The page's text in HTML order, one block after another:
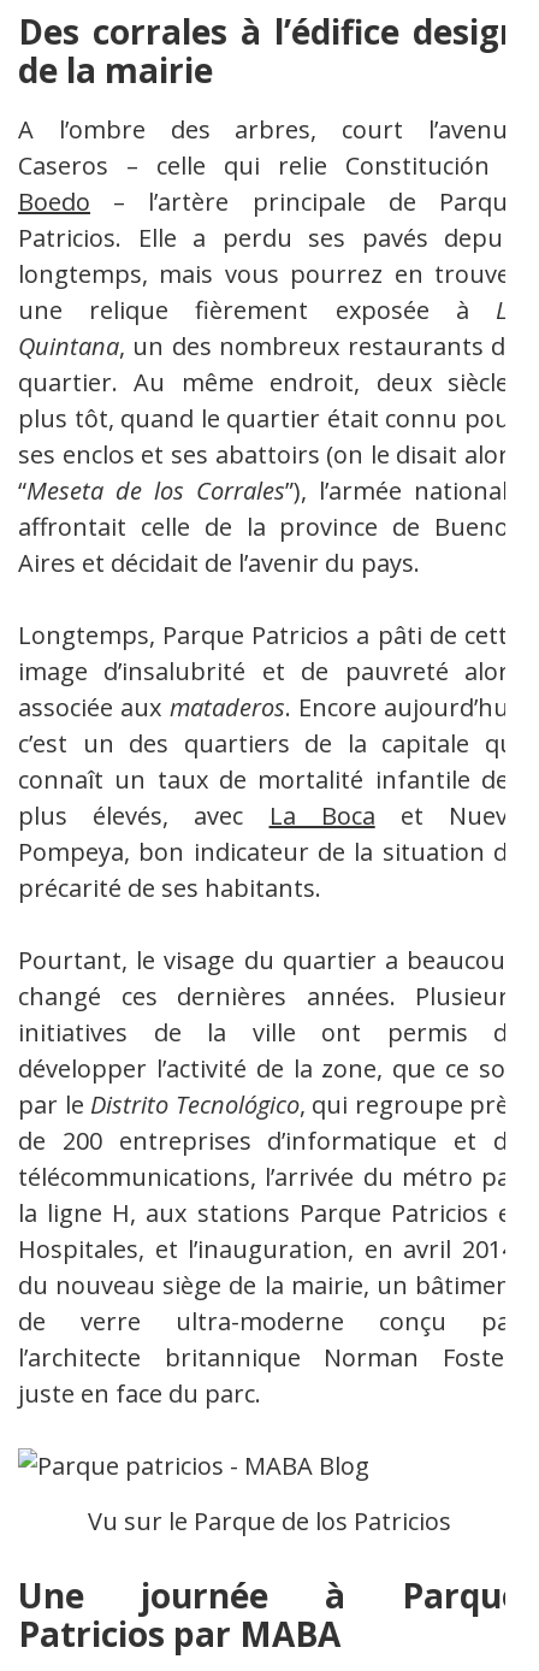
Des corrales à l’édifice design
de la mairie
A l’ombre des arbres, court l’avenue
Caseros – celle qui relie Constitución à
Boedo – l’artère principale de Parque
Patricios. Elle a perdu ses pavés depuis
longtemps, mais vous pourrez en trouver
une relique fièrement exposée à La
Quintana, un des nombreux restaurants du
quartier. Au même endroit, deux siècles
plus tôt, quand le quartier était connu pour
ses enclos et ses abattoirs (on le disait alors
“Meseta de los Corrales”), l’armée nationale
affrontait celle de la province de Buenos
Aires et décidait de l’avenir du pays.
Longtemps, Parque Patricios a pâti de cette
image d’insalubrité et de pauvreté alors
associée aux mataderos. Encore aujourd’hui,
c’est un des quartiers de la capitale qui
connaît un taux de mortalité infantile des
plus élevés, avec La Boca et Nueva
Pompeya, bon indicateur de la situation de
précarité de ses habitants.
Pourtant, le visage du quartier a beaucoup
changé ces dernières années. Plusieurs
initiatives de la ville ont permis de
développer l’activité de la zone, que ce soit
par le Distrito Tecnológico, qui regroupe près
de 200 entreprises d’informatique et de
télécommunications, l’arrivée du métro par
la ligne H, aux stations Parque Patricios et
Hospitales, et l’inauguration, en avril 2014,
du nouveau siège de la mairie, un bâtiment
de verre ultra-moderne conçu par
l’architecte britannique Norman Foster,
juste en face du parc.
Vu sur le Parque de los Patricios
Une journée à Parque
Patricios par MABA